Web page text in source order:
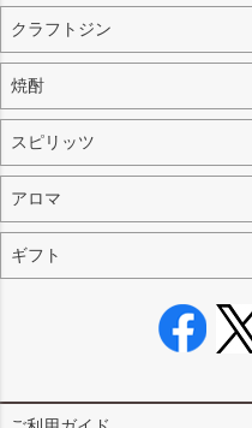
クラフトジン
焼酎
スピリッツ
アロマ
ギフト